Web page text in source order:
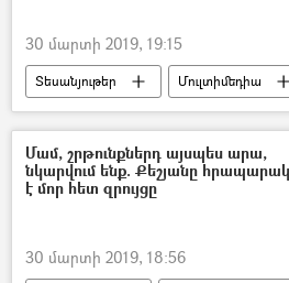
30 մարտի 2019, 19:15
Տեսանյութեր Մուլտիմեդիա
Մամ, շրթունքներդ այսպես արա,
նկարվում ենք. Քեշյանը
է մոր հետ զրույցը
30 մարտի 2019, 18:56